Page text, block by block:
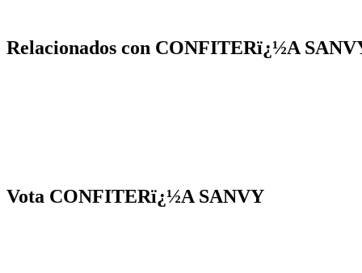
Relacionados con CONFITERï¿½A
Vota CONFITERï¿½A SANVY